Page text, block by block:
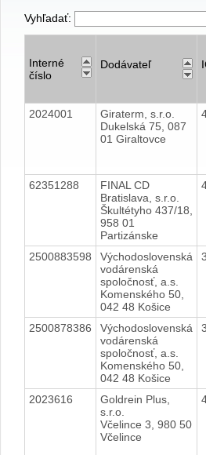
Vyhľadať:
Interné
číslo
Dodávateľ
2024001
Giraterm, s.r.o.
Dukelská 75, 087
01 Giraltovce
62351288
FINAL CD
Bratislava, s.r.o.
Škultétyho 437/18,
958 01
Partizánske
2500883598
Východoslovenská
vodárenská
spoločnosť, a.s.
Komenského 50,
042 48 Košice
2500878386
Východoslovenská
vodárenská
spoločnosť, a.s.
Komenského 50,
042 48 Košice
2023616
Goldrein Plus,
s.r.o.
Včelince 3, 980 50
Včelince